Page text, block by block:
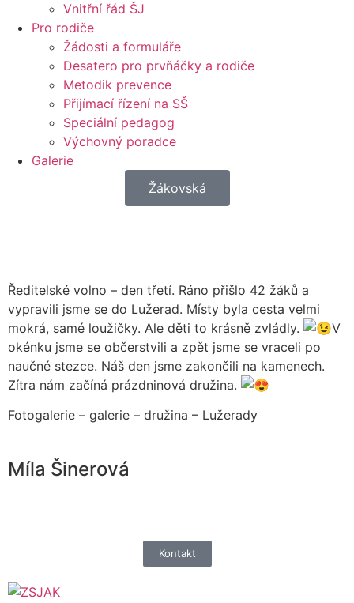
Vnitřní řád ŠJ
Pro rodiče
Žádosti a formuláře
Desatero pro prvňáčky a rodiče
Metodik prevence
Přijímací řízení na SŠ
Speciální pedagog
Výchovný poradce
Galerie
Žákovská
Ředitelské volno – den třetí. Ráno přišlo 42 žáků a
vypravili jsme se do Lužerad. Místy byla cesta velmi
mokrá, samé loužičky. Ale děti to krásně zvládly.
V
okénku jsme se občerstvili a zpět jsme se vraceli po
naučné stezce. Náš den jsme zakončili na kamenech.
Zítra nám začíná prázdninová družina.
Fotogalerie – galerie – družina – Lužerady
Míla Šinerová
Kontakt